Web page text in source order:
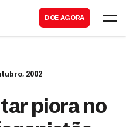
DOE AGORA
2002
piora no